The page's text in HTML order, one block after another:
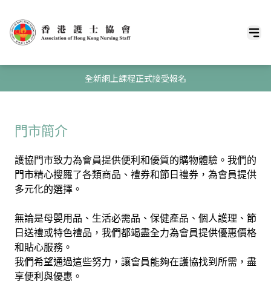
全新網上課程正式接受報名
門市簡介
護協門市致力為會員提供便利和優質的購物體驗。我們的
門市精心搜羅了各類商品、禮券和節日禮券，為會員提供
多元化的選擇。
無論是母嬰用品、生活必需品、保健產品、個人護理、節
日送禮或特色禮品，我們都竭盡全力為會員提供優惠價格
和貼心服務。
我們希望通過這些努力，讓會員能夠在護協找到所需，盡
享便利與優惠。